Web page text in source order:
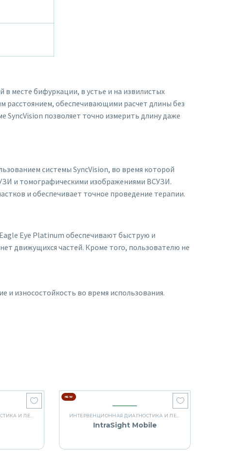
месте бифуркации, в устье и на извилистых
расстоянием, обеспечивающими расчет длины без
SyncVision позволяет точно измерить длину даже
системы SyncVision, во время которой
и томографическими изображениями ВСУЗИ.
и обеспечивает точное проведение терапии.
Eye Platinum обеспечивают быструю и
движущихся частей. Кроме того, пользователю не
и износостойкость во время использования.
ИНТЕРВЕНЦИОННАЯ ДИАГНОСТИКА И ЛЕЧЕНИЕ
NEW
ИНТЕРВЕНЦИОННАЯ ДИАГНОСТИКА И ЛЕЧЕНИЕ
IntraSight Mobile